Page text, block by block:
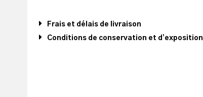
Frais et délais de livraison
Conditions de conservation et d’exposition